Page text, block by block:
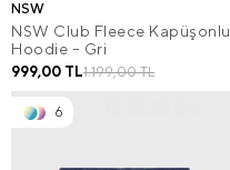
NSW
NSW Club Fleece Kapüşonlu
Hoodie – Gri
1.199,00 TL
999,00 TL
6